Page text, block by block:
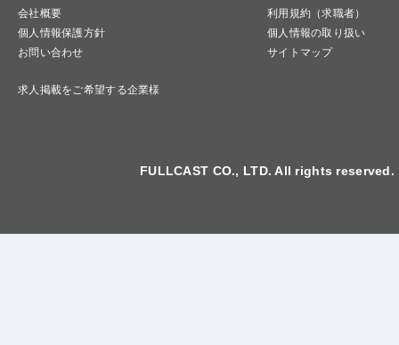
会社概要
利用規約（求職者）
個人情報保護方針
個人情報の取り扱い
お問い合わせ
サイトマップ
求人掲載をご希望する企業様
FULLCAST CO., LTD. All rights reserved.